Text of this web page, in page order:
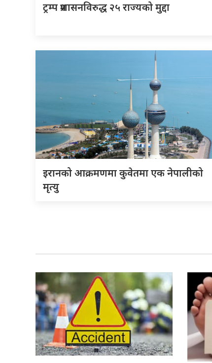
ट्रम्प प्रशासनविरुद्ध २५ राज्यको मुद्दा
इरानको आक्रमणमा कुवेतमा एक नेपालीको
मृत्यु